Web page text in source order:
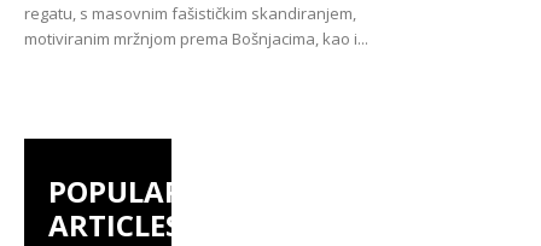
regatu, s masovnim fašističkim skandiranjem,
motiviranim mržnjom prema Bošnjacima, kao i...
POPULAR
ARTICLES